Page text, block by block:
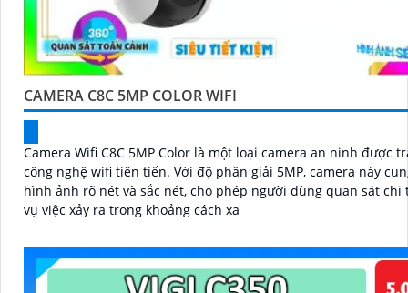
CAMERA C8C 5MP COLOR WIFI
Camera Wifi C8C 5MP Color là một loại camera an ninh được
công nghệ wifi tiên tiến. Với độ phân giải 5MP, camera này cung cấp
hình ảnh rõ nét và sắc nét, cho phép người dùng quan sát chi
vụ việc xảy ra trong khoảng cách xa